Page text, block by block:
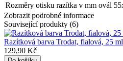
Rozměry otisku razítka v mm ovál
Zobrazit podrobné informace
Související produkty (6)
Razítková barva Trodat, fialová, 25 ml
129,90 Kč